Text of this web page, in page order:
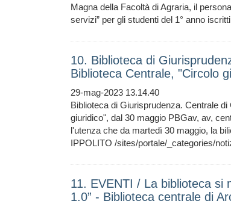
Magna della Facoltà di Agraria, il
servizi” per gli studenti del 1° anno iscritti
10. Biblioteca di
Biblioteca Centrale, "Circolo
29-mag-2023 13.14.40
Biblioteca di Giurisprudenza. Centrale
giuridico", dal 30 maggio PBGav, av,
l'utenza che da martedì 30 maggio, la
IPPOLITO /sites/portale/_categories/
11. EVENTI / La biblioteca si
1.0” - Biblioteca centrale di